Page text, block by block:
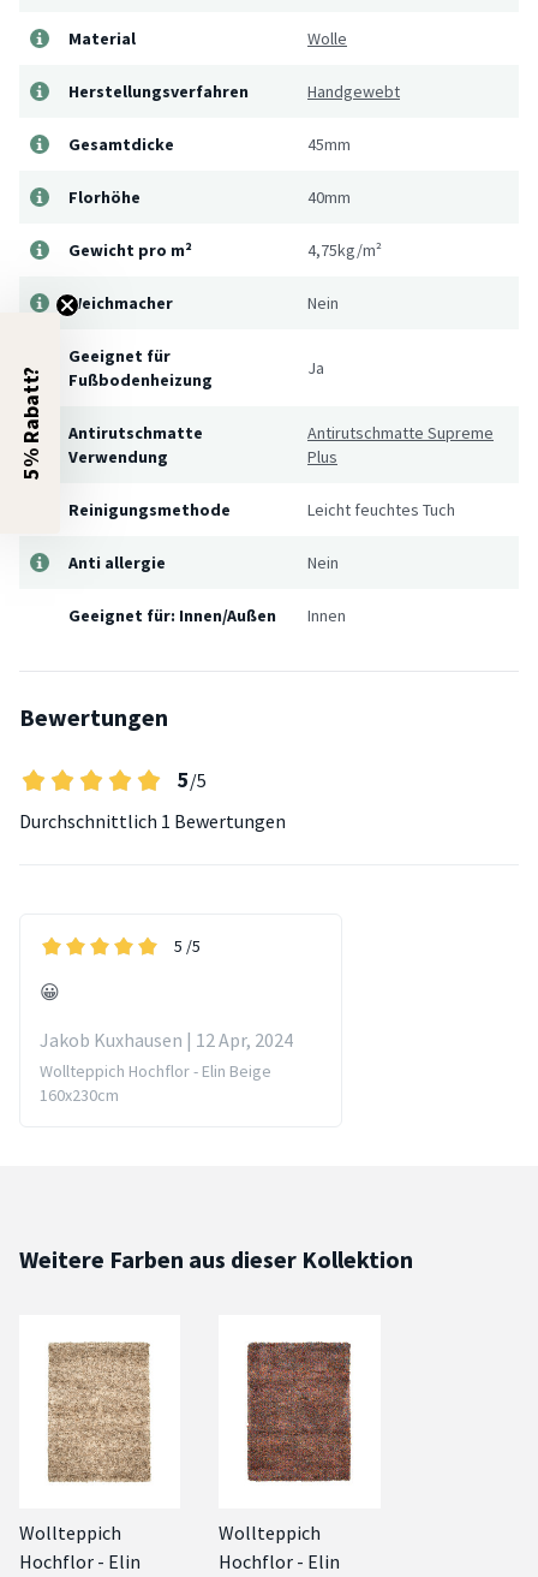
Material Wolle
Herstellungsverfahren Handgewebt
Gesamtdicke 45mm
Florhöhe 40mm
Gewicht pro m² 4,75kg/m²
Weichmacher Nein
Geeignet für
Fußbodenheizung
Ja
Antirutschmatte
Verwendung
Antirutschmatte Supreme
Plus
Reinigungsmethode Leicht feuchtes Tuch
Anti allergie Nein
Geeignet für: Innen/Außen Innen
Bewertungen
5/5
Durchschnittlich 1 Bewertungen
5 /5
😀
Jakob Kuxhausen | 12 Apr, 2024
Wollteppich Hochflor - Elin Beige
160x230cm
Weitere Farben aus dieser Kollektion
Wollteppich
Hochflor - Elin
Wollteppich
Hochflor - Elin
5% Rabatt?